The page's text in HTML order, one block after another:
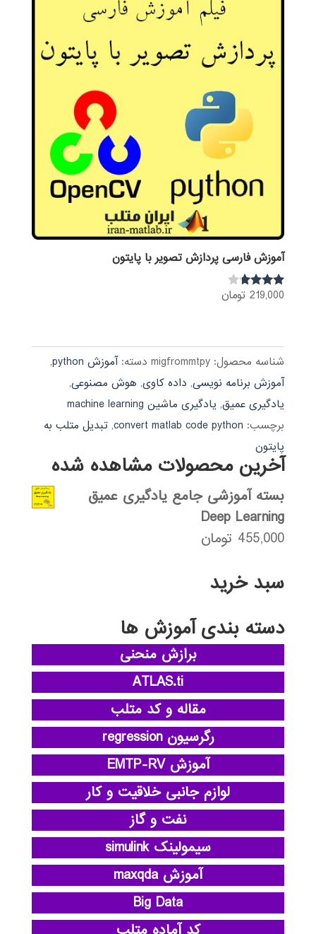
آموزش فارسی پردازش تصویر با پایتون
نمره
219,000 تومان
شناسه محصول: migfrommtpy دسته:آموزش python
,
آموزش برنامه نویسی, داده کاوی, هوش مصنوعی,
یادگیری عمیق, یادگیری ماشین machine learning
برچسب: convert matlab code python
, تبدیل متلب به
پایتون
آخرین محصولات مشاهده شده
بسته آموزشی جامع یادگیری عمیق
Deep Learning
455,000 تومان
سبد خرید
دسته بندی آموزش ها
برازش منحنی
ATLAS.ti
مقاله و کد متلب
رگرسیون regression
آموزش EMTP-RV
لوازم جانبی خلاقیت و کار
نفت و گاز
سیمولینک simulink
آموزش maxqda
Big Data